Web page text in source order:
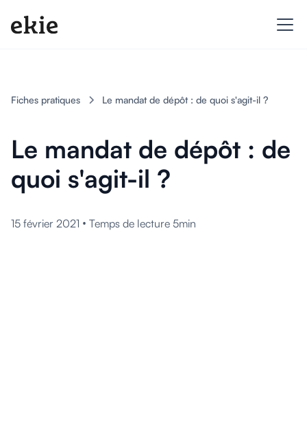
Fiches pratiques Le mandat de dépôt : de quoi s'agit-il ?
Le mandat de dépôt : de
quoi s'agit-il ?
15 février 2021 • Temps de lecture 5min